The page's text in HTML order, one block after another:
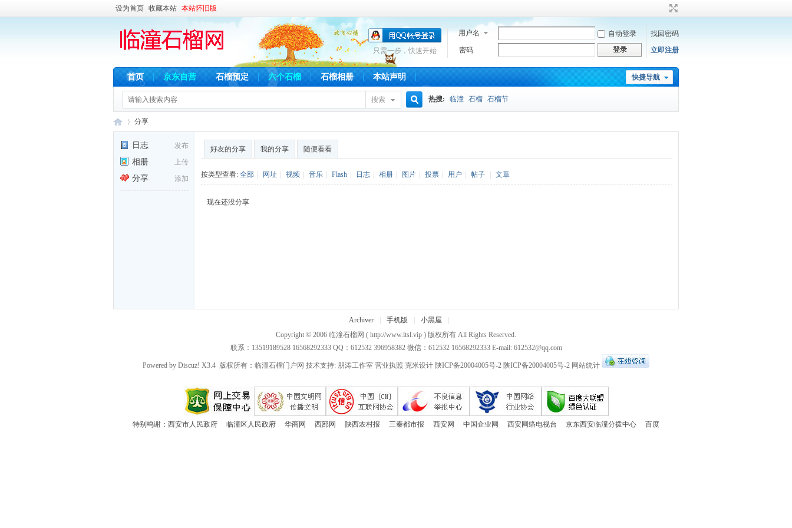
设为首页 收藏本站 本站怀旧版
用户名 自动登录
找回密码
密码
登录 立即注册
只需一步，快速开始
快捷导航
首页 京东自营 石榴预定 六个石榴 石榴相册 本站声明
搜索 热搜: 临潼 石榴 石榴节
分享
发布
日志
上传
相册
添加
分享
好友的分享 我的分享 随便看看
按类型查看: 全部 网址 视频 音乐 Flash 日志 相册 图片 投票 用户 帖子 文章
现在还没分享
Archiver 手机版 小黑屋
Copyright © 2006 临潼石榴网 ( http://www.ltsl.vip ) 版权所有 All Rights Reserved.
联系：13519189528 16568292333 QQ：612532 396958382 微信：612532 16568292333 E-mail: 612532@qq.com
Powered by Discuz! X3.4 版权所有：临潼石榴门户网 技术支持: 朋涛工作室 营业执照 克米设计 陕ICP备20004005号-2 陕ICP备20004005号-2 网站统计
特别鸣谢： 西安市人民政府 临潼区人民政府 华商网 西部网 陕西农村报 三秦都市报 西安网 中国企业网 西安网络电视台 京东西安临潼分拨中心 百度